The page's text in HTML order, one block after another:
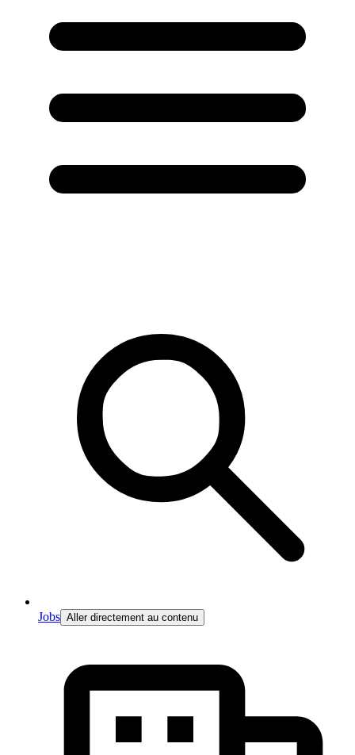
Jobs Aller directement au contenu